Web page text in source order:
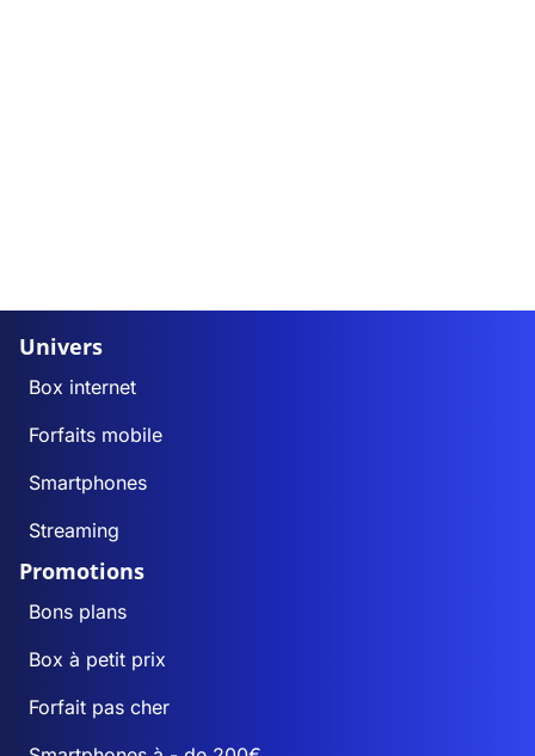
Univers
Box internet
Forfaits mobile
Smartphones
Streaming
Promotions
Bons plans
Box à petit prix
Forfait pas cher